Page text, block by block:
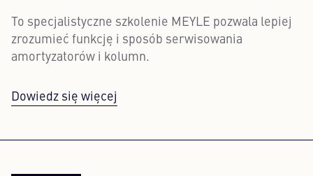
To specjalistyczne szkolenie MEYLE pozwala lepiej
zrozumieć funkcję i sposób serwisowania
amortyzatorów i kolumn.
Dowiedz się więcej